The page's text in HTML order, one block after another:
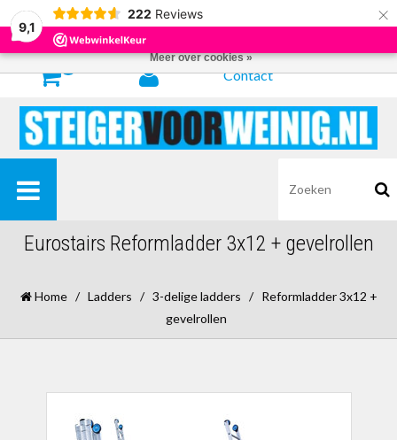
9,1
222 Reviews ×
Contact
Eurostairs Reformladder 3x12 + gevelrollen
Home / Ladders / 3-delige ladders / Reformladder 3x12 +
gevelrollen
Door het gebruiken van onze website, ga je akkoord met het gebruik van
cookies om onze website te verbeteren.
Meer over cookies »